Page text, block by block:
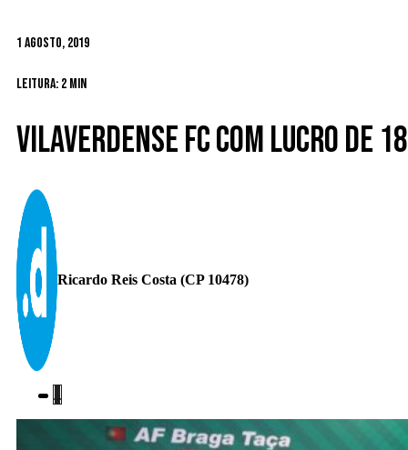
1 Agosto, 2019
Leitura: 2 min
Vilaverdense FC com lucro de
Ricardo Reis Costa (CP 10478)